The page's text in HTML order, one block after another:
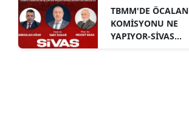
TBMM'DE ÖCALAN
KOMİSYONU NE
YAPIYOR-SİVAS